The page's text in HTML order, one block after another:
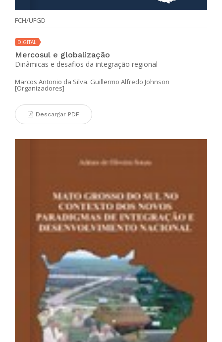
FCH/UFGD
DIGITAL
Mercosul e globalização
Dinâmicas e desafios da integração regional
Marcos Antonio da Silva. Guillermo Alfredo Johnson
[Organizadores]
Descargar PDF